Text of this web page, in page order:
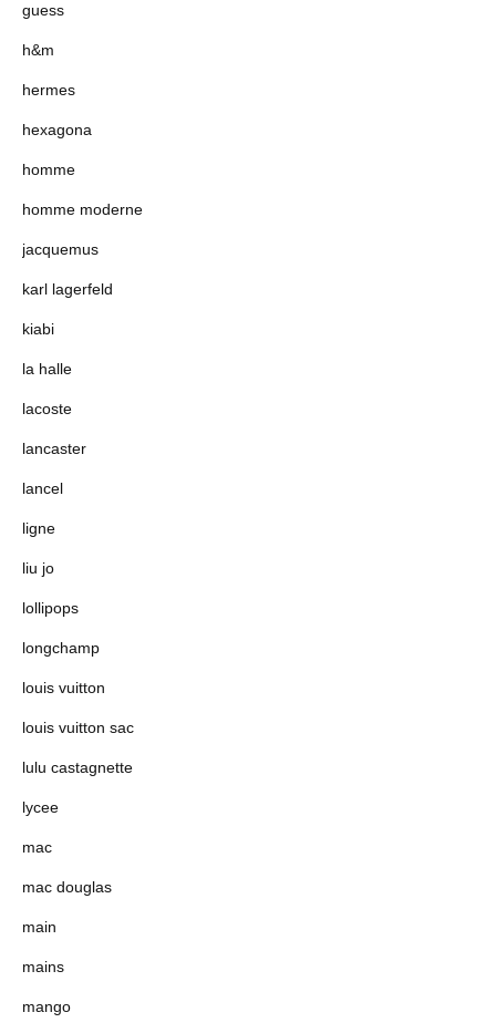
guess
h&m
hermes
hexagona
homme
homme moderne
jacquemus
karl lagerfeld
kiabi
la halle
lacoste
lancaster
lancel
ligne
liu jo
lollipops
longchamp
louis vuitton
louis vuitton sac
lulu castagnette
lycee
mac
mac douglas
main
mains
mango